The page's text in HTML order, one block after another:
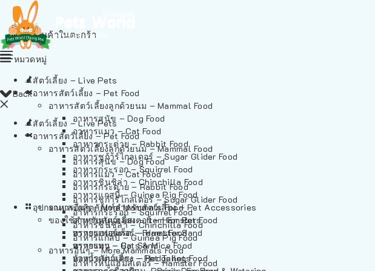
ไม่มีสินค้าในตะกร้า
Back
สัตว์เลี้ยง – Live Pets
อาหารสัตว์เลี้ยง – Pet Food
อาหารสัตว์เลี้ยงลูกด้วยนม – Mammal Food
อาหารสุนัข – Dog Food
อาหารแมว – Cat Food
อาหารกระต่าย – Rabbit Food
อาหารชูก้าร์ไกลเดอร์ – Sugar Glider Food
อาหารกระรอก – Squirrel Food
อาหารชินชิล่า – Chinchilla Food
อาหารแกสบี้ – Guinea Pig Food
อาหารอื่นๆ – More Mammals Food
อาหารหนูแฮมสเตอร์ – Hamster Food
หมวดหมู่
สัตว์เลี้ยง – Live Pets
อาหารสัตว์เลี้ยง – Pet Food
อาหารสัตว์เลี้ยงลูกด้วยนม – Mammal Food
อาหารสุนัข – Dog Food
อาหารแมว – Cat Food
อาหารกระต่าย – Rabbit Food
อาหารชูก้าร์ไกลเดอร์ – Sugar Glider Food
อาหารกระรอก – Squirrel Food
อาหารชินชิล่า – Chinchilla Food
อาหารแกสบี้ – Guinea Pig Food
อาหารอื่นๆ – More Mammals Food
อาหารหนูแฮมสเตอร์ – Hamster Food
อาหารเฟอร์เร็ต – Ferret Food
อาหารหนู – Rats & Mice Food
อาหารเม่นแคระ – Hedgehog Food
อุปกรณและผลิตภัณฑ์สำหรับสัตว์เลี้ยง – Pet Accessories
ของใช้สำหรับสัตว์เลี้ยง – Item For Pets
ทรายแฮมสเตอร์ – Hamster Sand
ทรายแมว – Cat Sand
ห้องน้ำสัตว์เลี้ยง – Pet Toilets